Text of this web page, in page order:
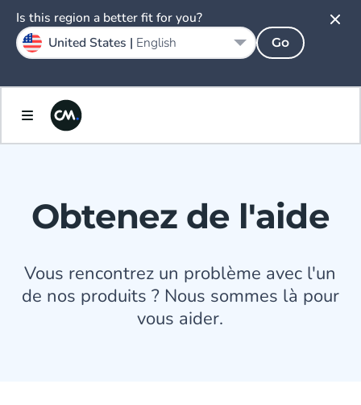
Obtenez de l'aide
Vous rencontrez un problème avec l'un
de nos produits ? Nous sommes là pour
vous aider.
Is this region a better fit for you?
United States | English Go